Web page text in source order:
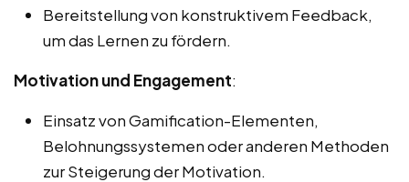
Bereitstellung von konstruktivem Feedback,
um das Lernen zu fördern.
Motivation und Engagement:
Einsatz von Gamification-Elementen,
Belohnungssystemen oder anderen Methoden
zur Steigerung der Motivation.